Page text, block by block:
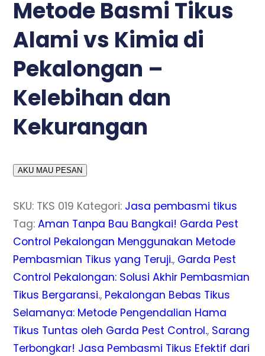
Metode Basmi Tikus
Alami vs Kimia di
Pekalongan –
Kelebihan dan
Kekurangan
AKU MAU PESAN
SKU: TKS 019 Kategori: Jasa pembasmi tikus
Tag:Aman Tanpa Bau Bangkai! Garda Pest
Control Pekalongan Menggunakan Metode
Pembasmian Tikus yang Teruji., Garda Pest
Control Pekalongan: Solusi Akhir Pembasmian
Tikus Bergaransi., Pekalongan Bebas Tikus
Selamanya: Metode Pengendalian Hama
Tikus Tuntas oleh Garda Pest Control., Sarang
Terbongkar! Jasa Pembasmi Tikus Efektif dari